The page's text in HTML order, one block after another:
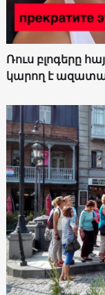
Ռուս բլոգերը
կարող է